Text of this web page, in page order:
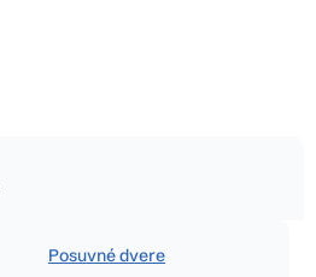
Posuvné dvere